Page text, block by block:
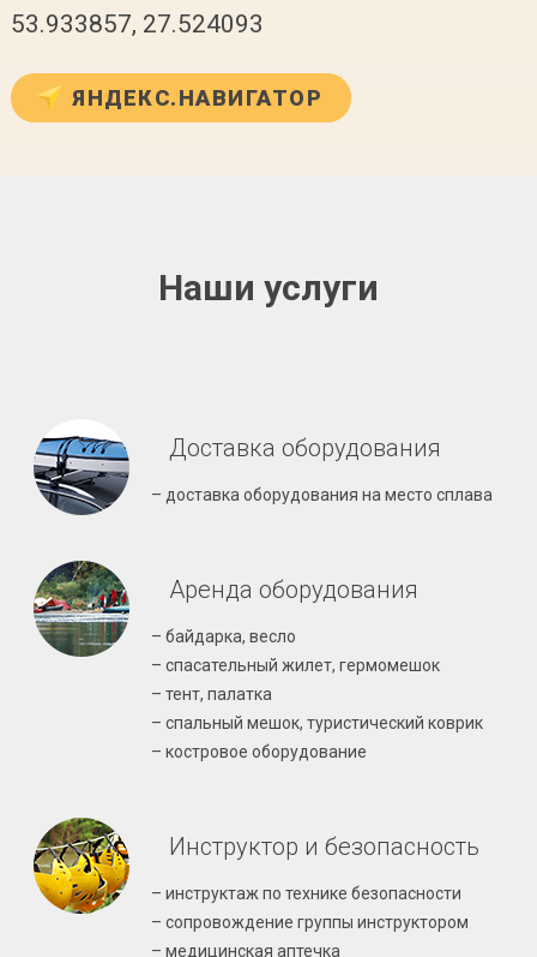
53.933857, 27.524093
ЯНДЕКС.НАВИГАТОР
Наши услуги
Доставка оборудования
– доставка оборудования на место сплава
Аренда оборудования
– байдарка, весло
– спасательный жилет, гермомешок
– тент, палатка
– спальный мешок, туристический коврик
– костровое оборудование
Инструктор и безопасность
– инструктаж по технике безопасности
– сопровождение группы инструктором
– медицинская аптечка